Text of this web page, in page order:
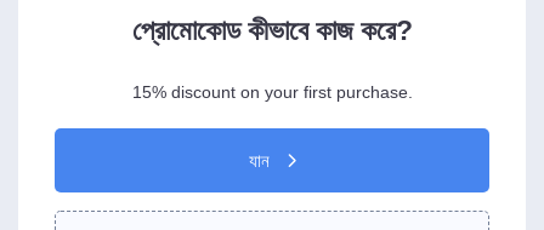
প্রোমোকোড কীভাবে কাজ করে?
15% discount on your first purchase.
যান